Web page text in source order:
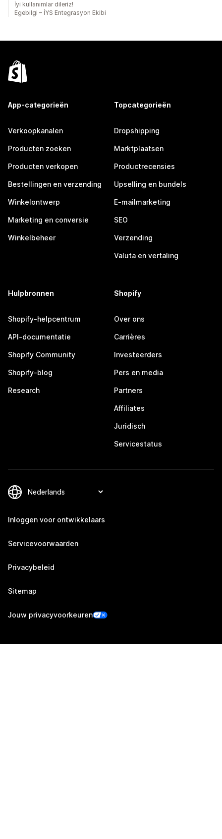
İyi kullanımlar dileriz!
Egebilgi – İYS Entegrasyon Ekibi
App-categorieën
Verkoopkanalen
Producten zoeken
Producten verkopen
Bestellingen en verzending
Winkelontwerp
Marketing en conversie
Winkelbeheer
Topcategorieën
Dropshipping
Marktplaatsen
Productrecensies
Upselling en bundels
E-mailmarketing
SEO
Verzending
Valuta en vertaling
Hulpbronnen
Shopify-helpcentrum
API-documentatie
Shopify Community
Shopify-blog
Research
Shopify
Over ons
Carrières
Investeerders
Pers en media
Partners
Affiliates
Juridisch
Servicestatus
Inloggen voor ontwikkelaars
Servicevoorwaarden
Privacybeleid
Sitemap
Jouw privacyvoorkeuren